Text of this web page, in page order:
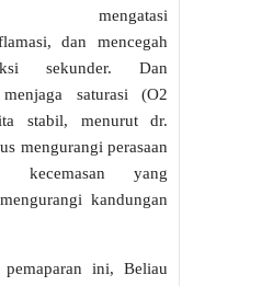
mengatasi
dan mencegah
sekunder. Dan
saturasi (O2
stabil, menurut dr.
mengurangi perasaan
kecemasan yang
kandungan
pemaparan ini, Beliau